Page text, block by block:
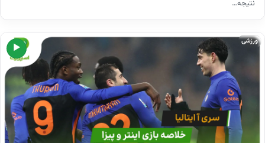
نتیجه…
▶
ورزشی